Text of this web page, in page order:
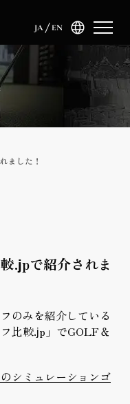
JA EN
ました！
.jpで紹介されま
のみを紹介している
比較.jp」でGOLF＆
シミュレーションゴ